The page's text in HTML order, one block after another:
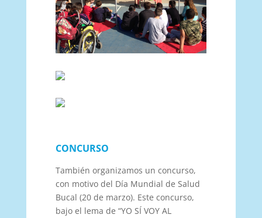
CONCURSO
También organizamos un concurso,
con motivo del Día Mundial de Salud
Bucal (20 de marzo). Este concurso,
bajo el lema de “YO SÍ VOY AL